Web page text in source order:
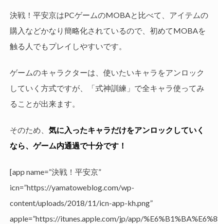
決戦！平安京はPCゲームのMOBAと比べて、アイテムの
購入などかなり簡略化されているので、初めてMOBAを
触る人でもプレイしやすいです。
ゲームのキャラクターは、使いたいキャラをアンロック
していく方式ですが、「式神訓練」で全キャラ使ってみ
ることが出来ます。
そのため、 気に入ったキャラだけをアンロックしていく
なら、ゲーム内通過で十分です！
[app name=”決戦！平安京”
icn=”https://yamatoweblog.com/wp-
content/uploads/2018/11/icn-app-kh.png”
apple=”https://itunes.apple.com/jp/app/